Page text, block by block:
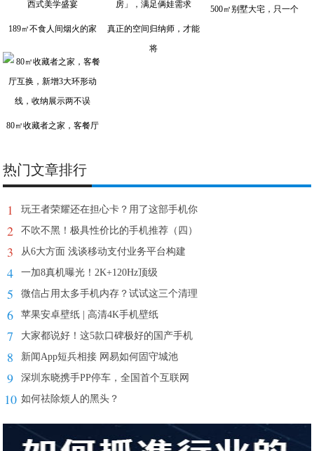
189㎡不食人间烟火的家
真正的空间归纳师，才能
将
500㎡别墅大宅，只一个
80㎡收藏者之家，客餐厅
热门文章排行
1 玩王者荣耀还在担心卡？用了这部手机你
2 不吹不黑！极具性价比的手机推荐（四）
3 从6大方面 浅谈移动支付业务平台构建
4 一加8真机曝光！2K+120Hz顶级
5 微信占用太多手机内存？试试这三个清理
6 苹果安卓壁纸 | 高清4K手机壁纸
7 大家都说好！这5款口碑极好的国产手机
8 新闻App短兵相接 网易如何固守城池
9 深圳东晓携手PP停车，全国首个互联网
10 如何祛除烦人的黑头？